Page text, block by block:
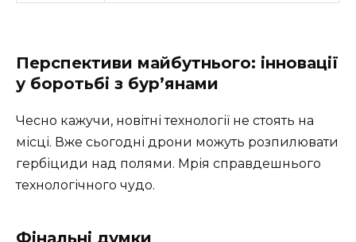
Перспективи майбутнього: інновації
у боротьбі з бур’янами
Чесно кажучи, новітні технології не стоять на
місці. Вже сьогодні дрони можуть розпилювати
гербіциди над полями. Мрія справдешнього
технологічного чудо.
Фінальні думки